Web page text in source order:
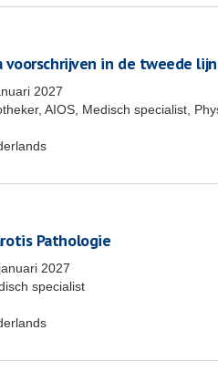
in de tweede
2027
AIOS, Medisch specialist,
Pathologie
2027
specialist